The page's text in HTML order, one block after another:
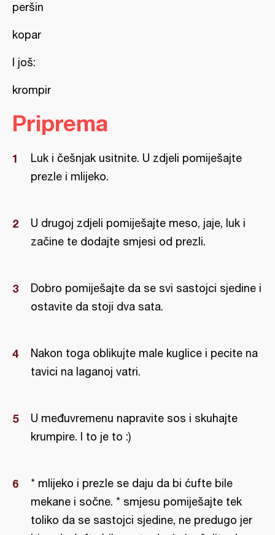
peršin
kopar
I još:
krompir
Priprema
Luk i češnjak usitnite. U zdjeli pomiješajte
prezle i mlijeko.
U drugoj zdjeli pomiješajte meso, jaje, luk i
začine te dodajte smjesi od prezli.
Dobro pomiješajte da se svi sastojci sjedine i
ostavite da stoji dva sata.
Nakon toga oblikujte male kuglice i pecite na
tavici na laganoj vatri.
U međuvremenu napravite sos i skuhajte
krumpire. I to je to :)
* mlijeko i prezle se daju da bi ćufte bile
mekane i sočne. * smjesu pomiješajte tek
toliko da se sastojci sjedine, ne predugo jer